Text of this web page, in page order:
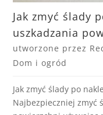
Jak zmyć ślady
uszkadzania
utworzone przez
Dom i ogród
Jak zmyć ślady po
Najbezpieczniej zmyć